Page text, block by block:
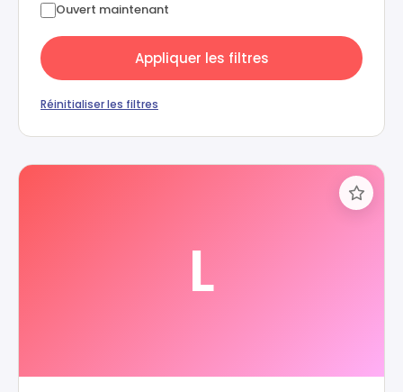
Ouvert maintenant
Appliquer les filtres
Réinitialiser les filtres
L